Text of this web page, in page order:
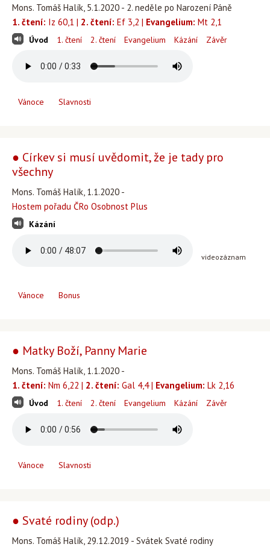
Mons. Tomáš Halík, 5.1.2020 - 2. neděle po Narození Páně
1. čtení: Iz 60,1 | 2. čtení: Ef 3,2 | Evangelium: Mt 2,1
Úvod 1. čtení 2. čtení Evangelium Kázání Závěr
Vánoce Slavnosti
● Církev si musí uvědomit, že je tady pro
všechny
Mons. Tomáš Halík, 1.1.2020 -
Hostem pořadu ČRo Osobnost Plus
Kázání
videozáznam
Vánoce Bonus
● Matky Boží, Panny Marie
Mons. Tomáš Halík, 1.1.2020 -
1. čtení: Nm 6,22 | 2. čtení: Gal 4,4 | Evangelium: Lk 2,16
Úvod 1. čtení 2. čtení Evangelium Kázání Závěr
Vánoce Slavnosti
● Svaté rodiny (odp.)
Mons. Tomáš Halík, 29.12.2019 - Svátek Svaté rodiny